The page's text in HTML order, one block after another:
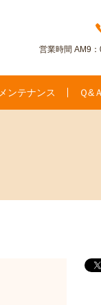
営業時間 AM9
メンテナンス Ｑ&Ａ